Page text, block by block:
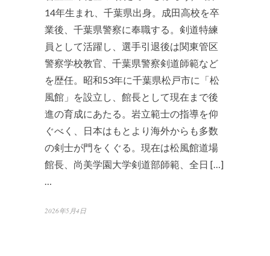
14年生まれ、千葉県出身。成田高校を卒
業後、千葉県警察に奉職する。剣道特練
員として活躍し、選手引退後は関東管区
警察学校教官、千葉県警察剣道師範など
を歴任。昭和53年に千葉県松戸市に「松
風館」を設立し、館長として現在まで後
進の育成にあたる。岩立範士の指導を仰
ぐべく、日本はもとより海外からも多数
の剣士が門をくぐる。現在は松風館道場
館長、尚美学園大学剣道部師範、全日 […]
2026年5月4日